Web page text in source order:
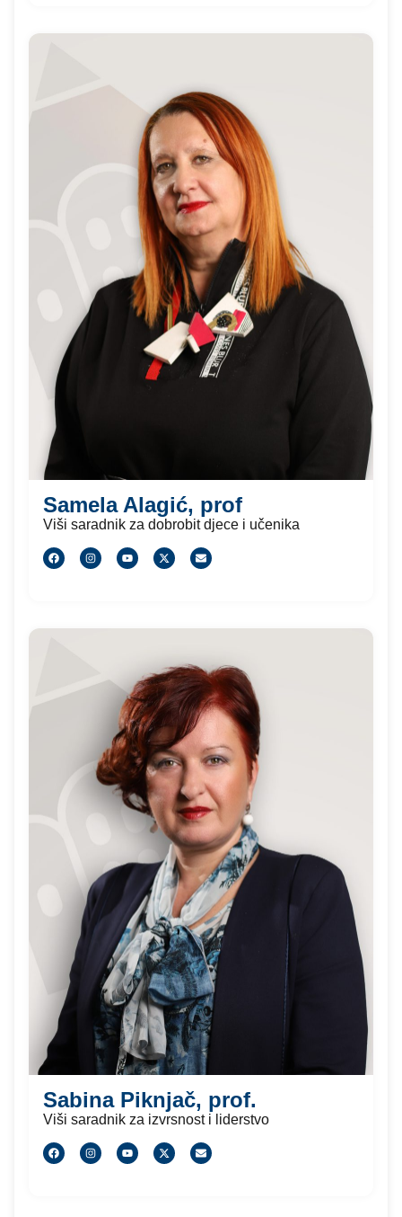
Samela Alagić, prof
Viši saradnik za dobrobit djece i učenika
Sabina Piknjač, prof.
Viši saradnik za izvrsnost i liderstvo